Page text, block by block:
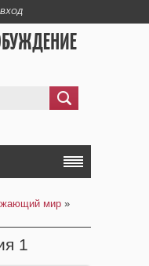
ВХОД
мир »
1